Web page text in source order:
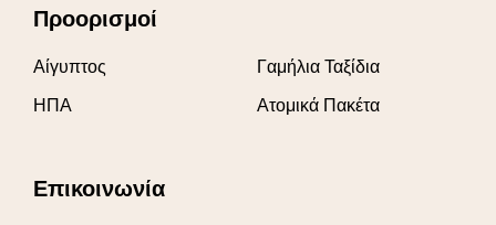
Προορισμοί
Αίγυπτος
ΗΠΑ
Γαμήλια Ταξίδια
Ατομικά Πακέτα
Επικοινωνία